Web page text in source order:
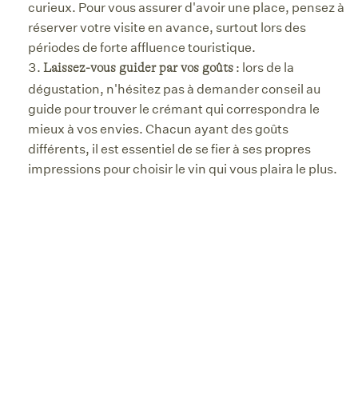
curieux. Pour vous assurer d'avoir une place, pensez à
réserver votre visite en avance, surtout lors des
périodes de forte affluence touristique.
Laissez-vous guider par vos goûts : lors de la
dégustation, n'hésitez pas à demander conseil au
guide pour trouver le crémant qui correspondra le
mieux à vos envies. Chacun ayant des goûts
différents, il est essentiel de se fier à ses propres
impressions pour choisir le vin qui vous plaira le plus.